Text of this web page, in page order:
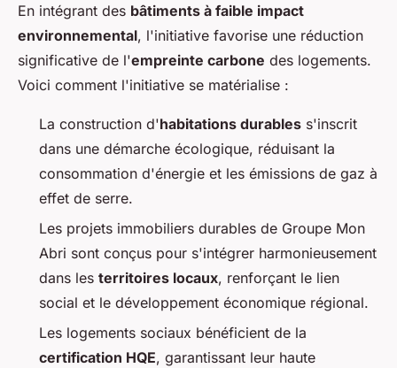
En intégrant des bâtiments à faible impact
environnemental, l'initiative favorise une réduction
significative de l'empreinte carbone des logements.
Voici comment l'initiative se matérialise :
La construction d'habitations durables s'inscrit
dans une démarche écologique, réduisant la
consommation d'énergie et les émissions de gaz à
effet de serre.
Les projets immobiliers durables de Groupe Mon
Abri sont conçus pour s'intégrer harmonieusement
dans les territoires locaux, renforçant le lien
social et le développement économique régional.
Les logements sociaux bénéficient de la
certification HQE, garantissant leur haute